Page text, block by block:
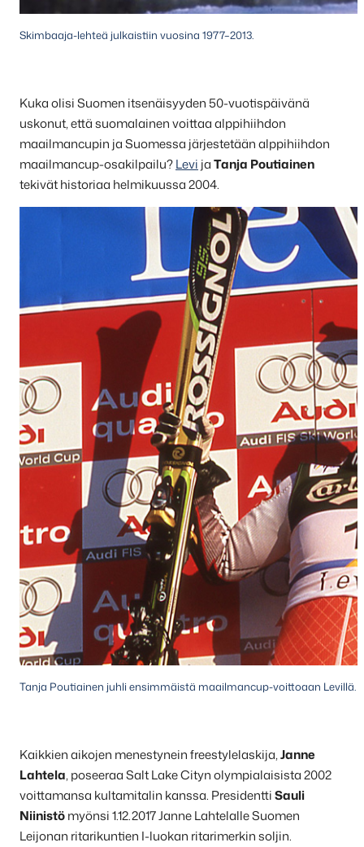
Skimbaaja-lehteä julkaistiin vuosina 1977–2013.
Kuka olisi Suomen itsenäisyyden 50-vuotispäivänä
uskonut, että suomalainen voittaa alppihiihdon
maailmancupin ja Suomessa järjestetään alppihiihdon
maailmancup-osakilpailu?Levi jaTanja Poutiainen
tekivät historiaa helmikuussa 2004.
Tanja Poutiainen juhli ensimmäistä maailmancup-voittoaan Levillä.
Kaikkien aikojen menestynein freestylelaskija,Janne
Lahtela, poseeraa Salt Lake Cityn olympialaisista 2002
voittamansa kultamitalin kanssa. PresidenttiSauli
Niinistömyönsi 1.12.2017 Janne Lahtelalle Suomen
Leijonan ritarikuntien I-luokan ritarimerkin soljin.